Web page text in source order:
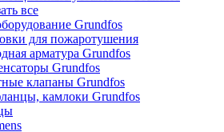
все
Grundfos
для пожаротушения
арматура Grundfos
Grundfos
клапаны Grundfos
камлоки Grundfos